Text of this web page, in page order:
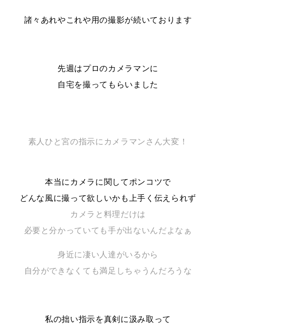
諸々あれやこれや用の撮影が続いております
先週はプロのカメラマンに
自宅を撮ってもらいました
素人ひと宮の指示にカメラマンさん大変！
本当にカメラに関してポンコツで
どんな風に撮って欲しいかも上手く伝えられず
カメラと料理だけは
必要と分かっていても手が出ないんだよなぁ
身近に凄い人達がいるから
自分ができなくても満足しちゃうんだろうな
私の拙い指示を真剣に汲み取って